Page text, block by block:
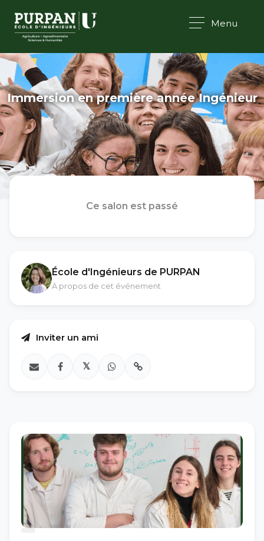
Menu
Immersion en première année Ingénieur
Ce salon est passé
École d'Ingénieurs de PURPAN
À propos de cet événement
Inviter un ami
𝕏